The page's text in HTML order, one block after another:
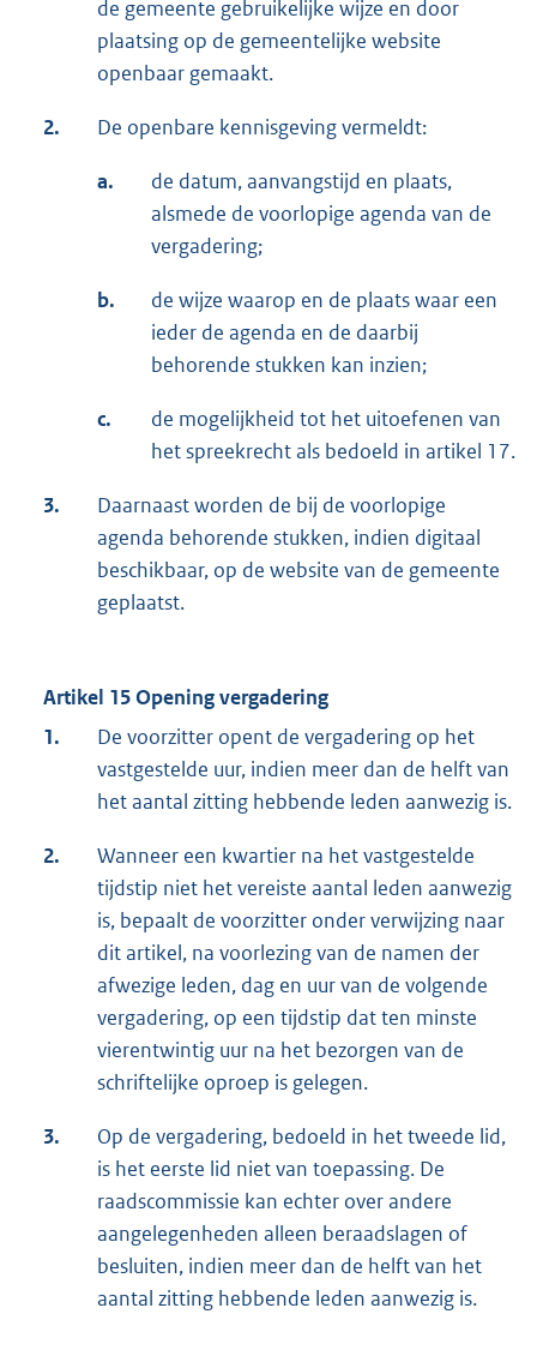
de gemeente gebruikelijke wijze en door
plaatsing op de gemeentelijke website
openbaar gemaakt.
2. De openbare kennisgeving vermeldt:
a.
de datum, aanvangstijd en plaats,
alsmede de voorlopige agenda van de
vergadering;
b.
de wijze waarop en de plaats waar een
ieder de agenda en de daarbij
behorende stukken kan inzien;
c.
de mogelijkheid tot het uitoefenen van
het spreekrecht als bedoeld in artikel 17.
3.
Daarnaast worden de bij de voorlopige
agenda behorende stukken, indien digitaal
beschikbaar, op de website van de gemeente
geplaatst.
Artikel 15 Opening vergadering
1.
De voorzitter opent de vergadering op het
vastgestelde uur, indien meer dan de helft van
het aantal zitting hebbende leden aanwezig is.
2.
Wanneer een kwartier na het vastgestelde
tijdstip niet het vereiste aantal leden aanwezig
is, bepaalt de voorzitter onder verwijzing naar
dit artikel, na voorlezing van de namen der
afwezige leden, dag en uur van de volgende
vergadering, op een tijdstip dat ten minste
vierentwintig uur na het bezorgen van de
schriftelijke oproep is gelegen.
3.
Op de vergadering, bedoeld in het tweede lid,
is het eerste lid niet van toepassing. De
raadscommissie kan echter over andere
aangelegenheden alleen beraadslagen of
besluiten, indien meer dan de helft van het
aantal zitting hebbende leden aanwezig is.